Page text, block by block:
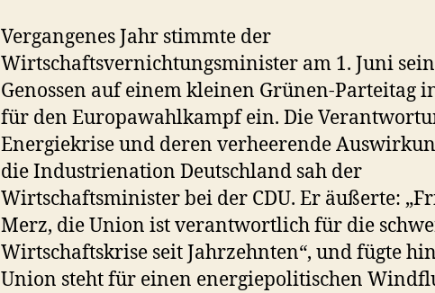
Vergangenes Jahr stimmte der
Wirtschaftsvernichtungsminister am 1. Juni
Genossen auf einem kleinen Grünen-Parteitag
für den Europawahlkampf ein. Die
Energiekrise und deren verheerende
die Industrienation Deutschland sah der
Wirtschaftsminister bei der CDU. Er äußerte:
Merz, die Union ist verantwortlich für die
Wirtschaftskrise seit Jahrzehnten“, und fügte
Union steht für einen energiepolitischen